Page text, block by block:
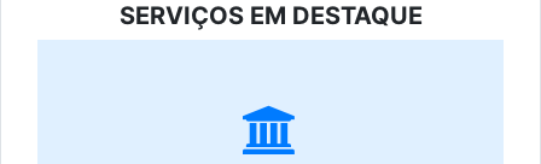
SERVIÇOS EM DESTAQUE